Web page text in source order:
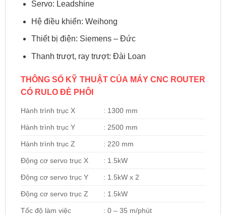
Servo: Leadshine
Hệ điều khiển: Weihong
Thiết bị điện: Siemens – Đức
Thanh trượt, ray trượt: Đài Loan
THÔNG SỐ KỸ THUẬT CỦA MÁY CNC ROUTER
CÓ RULO ĐÈ PHÔI
Hành trình trục X : 1300 mm
Hành trình trục Y : 2500 mm
Hành trình trục Z : 220 mm
Động cơ servo trục X : 1.5kW
Động cơ servo trục Y : 1.5kW x 2
Động cơ servo trục Z : 1.5kW
Tốc độ làm việc : 0 – 35 m/phút